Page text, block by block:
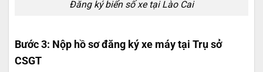
Đăng ký biển số xe tại Lào Cai
Bước 3: Nộp hồ sơ đăng ký xe máy tại Trụ sở
CSGT